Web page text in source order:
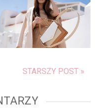
STARSZY POST »